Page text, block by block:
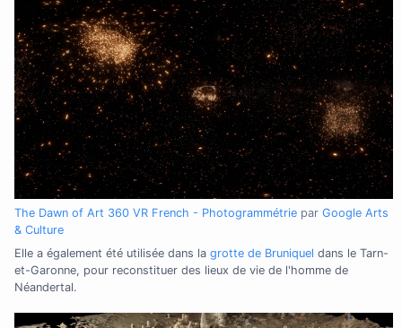
The Dawn of Art 360 VR French - Photogrammétrie par Google Arts
& Culture
Elle a également été utilisée dans la grotte de Bruniquel dans le Tarn-
et-Garonne, pour reconstituer des lieux de vie de l'homme de
Néandertal.